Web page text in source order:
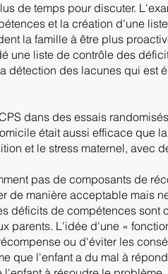
de temps pour discuter.
et la création d'une
la famille à être plus
une liste de contrôle des
détection des lacunes qui est
dans des essais
était aussi efficace que
et le stress maternel, avec
pas de composants de
de manière acceptable mais
déficits de compétences sont
parents. L'idée d'une «
ou d'éviter les
que l'enfant a du mal à